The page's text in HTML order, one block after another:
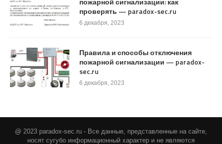
проверять — paradox-sec.ru
6 декабря, 2023
Правила и способы отключения
пожарной сигнализации — paradox-
sec.ru
6 декабря, 2023
@ 2023 paradox-sec.ru - Все данные, представленные на сайте,
носят сугубо информационный характер и не являются